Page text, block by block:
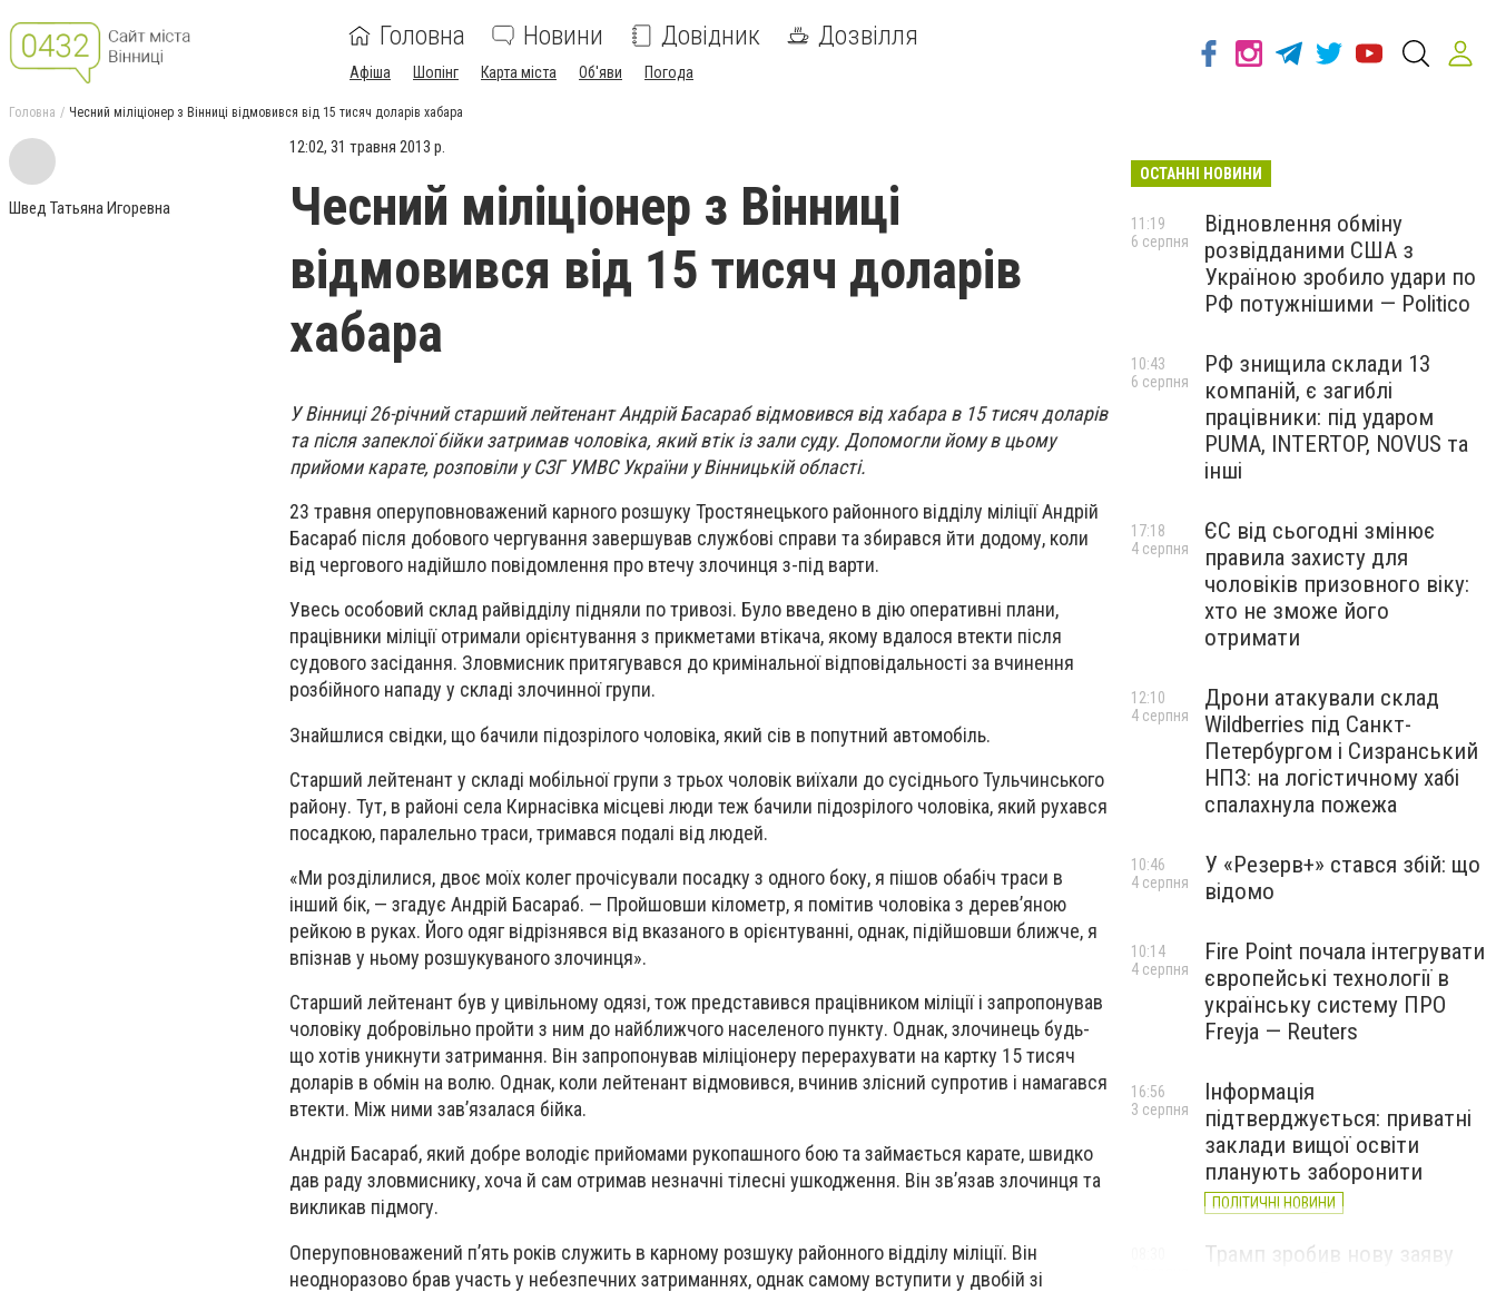
Головна Новини Довідник Дозвілля
Афіша Шопінг Карта міста Об'яви Погода
Головна Чесний міліціонер з Вінниці відмовився від 15 тисяч доларів хабара
Швед Татьяна Игоревна
12:02, 31 травня 2013 р.
Чесний міліціонер з Вінниці
відмовився від 15 тисяч доларів
хабара
У Вінниці 26-річний старший лейтенант Андрій Басараб відмовився від хабара в 15 тисяч доларів
та після запеклої бійки затримав чоловіка, який втік із зали суду. Допомогли йому в цьому
прийоми карате, розповіли у СЗГ УМВС України у Вінницькій області.
23 травня оперуповноважений карного розшуку Тростянецького районного відділу міліції Андрій
Басараб після добового чергування завершував службові справи та збирався йти додому, коли
від чергового надійшло повідомлення про втечу злочинця з-під варти.
Увесь особовий склад райвідділу підняли по тривозі. Було введено в дію оперативні плани,
працівники міліції отримали орієнтування з прикметами втікача, якому вдалося втекти після
судового засідання. Зловмисник притягувався до кримінальної відповідальності за вчинення
розбійного нападу у складі злочинної групи.
Знайшлися свідки, що бачили підозрілого чоловіка, який сів в попутний автомобіль.
Старший лейтенант у складі мобільної групи з трьох чоловік виїхали до сусіднього Тульчинського
району. Тут, в районі села Кирнасівка місцеві люди теж бачили підозрілого чоловіка, який рухався
посадкою, паралельно траси, тримався подалі від людей.
«Ми розділилися, двоє моїх колег прочісували посадку з одного боку, я пішов обабіч траси в
інший бік, — згадує Андрій Басараб. — Пройшовши кілометр, я помітив чоловіка з дерев’яною
рейкою в руках. Його одяг відрізнявся від вказаного в орієнтуванні, однак, підійшовши ближче, я
впізнав у ньому розшукуваного злочинця».
Старший лейтенант був у цивільному одязі, тож представився працівником міліції і запропонував
чоловіку добровільно пройти з ним до найближчого населеного пункту. Однак, злочинець будь-
що хотів уникнути затримання. Він запропонував міліціонеру перерахувати на картку 15 тисяч
доларів в обмін на волю. Однак, коли лейтенант відмовився, вчинив злісний супротив і намагався
втекти. Між ними зав’язалася бійка.
Андрій Басараб, який добре володіє прийомами рукопашного бою та займається карате, швидко
дав раду зловмиснику, хоча й сам отримав незначні тілесні ушкодження. Він зв’язав злочинця та
викликав підмогу.
Оперуповноважений п’ять років служить в карному розшуку районного відділу міліції. Він
неодноразово брав участь у небезпечних затриманнях, однак самому вступити у двобій зі
ОСТАННІ НОВИНИ
Відновлення обміну
розвідданими США з
Україною зробило удари по
РФ потужнішими — Politico
11:19
6 серпня
РФ знищила склади 13
компаній, є загиблі
працівники: під ударом
PUMA, INTERTOP, NOVUS та
інші
10:43
6 серпня
ЄС від сьогодні змінює
правила захисту для
чоловіків призовного віку:
хто не зможе його
отримати
17:18
4 серпня
Дрони атакували склад
Wildberries під Санкт-
Петербургом і Сизранський
НПЗ: на логістичному хабі
спалахнула пожежа
12:10
4 серпня
У «Резерв+» стався збій: що
відомо
10:46
4 серпня
Fire Point почала інтегрувати
європейські технології в
українську систему ПРО
Freyja — Reuters
10:14
4 серпня
Інформація
підтверджується: приватні
заклади вищої освіти
планують заборонити
ПОЛІТИЧНІ НОВИНИ
16:56
3 серпня
Трамп зробив нову заяву